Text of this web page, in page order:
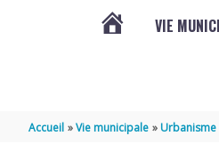
VIE
Accueil Vie municipale Urbanisme